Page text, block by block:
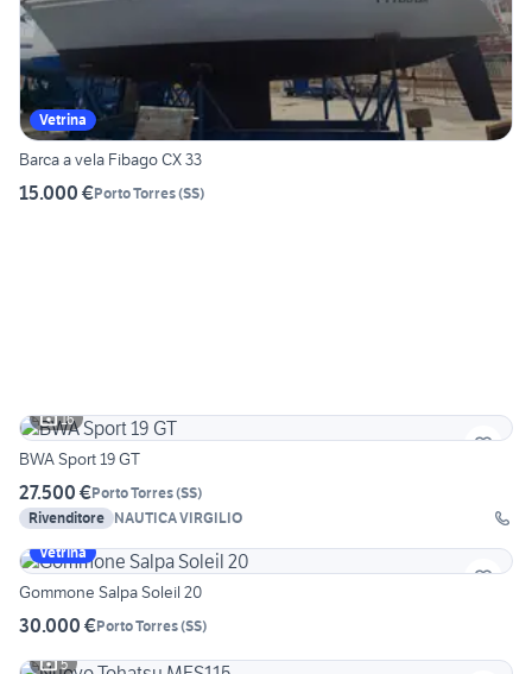
Vetrina
Barca a vela Fibago CX 33
15.000 €Porto Torres(SS)
16
BWA Sport 19 GT
27.500 €Porto Torres(SS)
Rivenditore NAUTICA VIRGILIO
Vetrina
Gommone Salpa Soleil 20
30.000 €Porto Torres(SS)
5